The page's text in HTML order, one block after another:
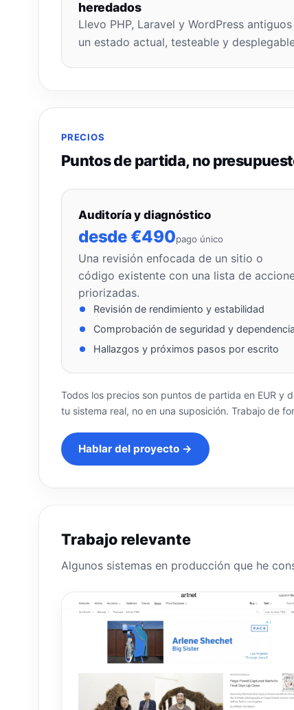
heredados
Llevo PHP, Laravel y WordPress antiguos
un estado actual, testeable y
PRECIOS
Puntos de partida, no
Auditoría y diagnóstico
desde €490pago único
Una revisión enfocada de un sitio o
código existente con una lista de
priorizadas.
Revisión de rendimiento y estabilidad
Comprobación de seguridad y
Hallazgos y próximos pasos por escrito
Todos los precios son puntos de partida en EUR
tu sistema real, no en una suposición. Trabajo de
Hablar del proyecto →
Trabajo relevante
Algunos sistemas en producción que he